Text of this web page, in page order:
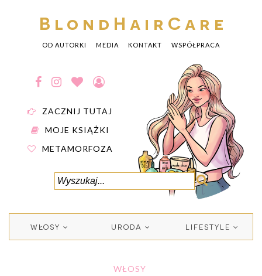
BlondHairCare
OD AUTORKI MEDIA KONTAKT WSPÓŁPRACA
ZACZNIJ TUTAJ
MOJE KSIĄŻKI
METAMORFOZA
WŁOSY URODA LIFESTYLE
WŁOSY